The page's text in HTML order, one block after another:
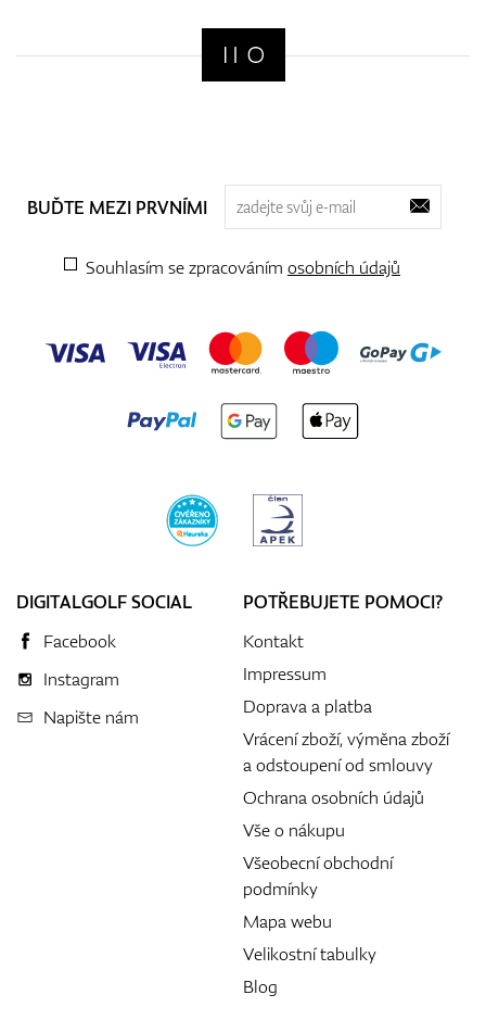
BUĎTE MEZI PRVNÍMI
Souhlasím se zpracováním osobních údajů
DIGITALGOLF SOCIAL
Facebook
Instagram
Napište nám
POTŘEBUJETE POMOCI?
Kontakt
Impressum
Doprava a platba
Vrácení zboží, výměna zboží
a odstoupení od smlouvy
Ochrana osobních údajů
Vše o nákupu
Všeobecní obchodní
podmínky
Mapa webu
Velikostní tabulky
Blog